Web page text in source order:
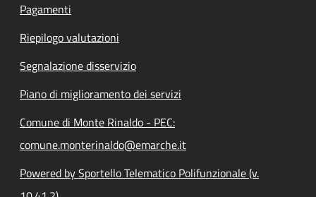
Pagamenti
Riepilogo valutazioni
Segnalazione disservizio
Piano di miglioramento dei servizi
Comune di Monte Rinaldo - PEC:
comune.monterinaldo@emarche.it
Powered by Sportello Telematico Polifunzionale (v.